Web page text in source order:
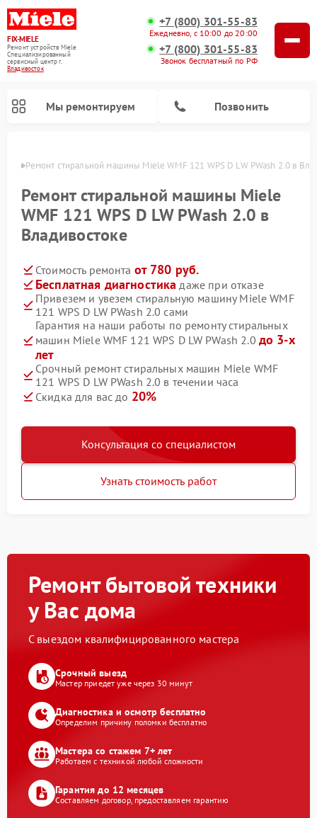
FIX-MIELE
Ремонт устройств Miele
Специализированный
cервисный центр г.
Владивосток
+7 (800) 301-55-83
Ежедневно, с 10:00 до 20:00
+7 (800) 301-55-83
Звонок бесплатный по РФ
Мы ремонтируем Позвонить
Ремонт стиральной машины Miele WMF 121 WPS D LW PWash 2.0 в
Ремонт стиральной машины Miele
WMF 121 WPS D LW PWash 2.0 в
Владивостоке
Стоимость ремонта от 780 руб.
Бесплатная диагностика даже при отказе
Привезем и увезем стиральную машину Miele WMF
121 WPS D LW PWash 2.0 сами
Гарантия на наши работы по ремонту стиральных
машин Miele WMF 121 WPS D LW PWash 2.0 до 3-х
лет
Срочный ремонт стиральных машин Miele WMF
121 WPS D LW PWash 2.0 в течении часа
Скидка для вас до 20%
Консультация со специалистом
Узнать стоимость работ
Ремонт бытовой техники
у Вас дома
С выездом квалифицированного мастера
Срочный выезд
Мастер приедет уже через 30 минут
Диагностика и осмотр бесплатно
Определим причину поломки бесплатно
Мастера со стажем 7+ лет
Работаем с техникой любой сложности
Гарантия до 12 месяцев
Составляем договор, предоставляем гарантию